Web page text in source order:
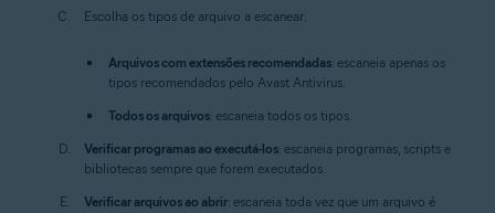
Escolha os tipos de arquivo a escanear:
Arquivos com extensões recomendadas: escaneia apenas os
tipos recomendados pelo Avast Antivirus.
Todos os arquivos: escaneia todos os tipos.
Verificar programas ao executá-los: escaneia programas, scripts e
bibliotecas sempre que forem executados.
Verificar arquivos ao abrir: escaneia toda vez que um arquivo é